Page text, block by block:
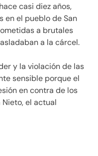
casi diez años,
en el pueblo de San
a brutales
a la cárcel.
y la violación de las
sensible porque el
en contra de los
el actual